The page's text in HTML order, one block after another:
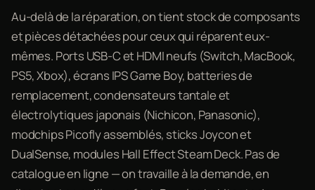
Au-delà de la réparation, on tient stock de composants
et pièces détachées pour ceux qui réparent eux-
mêmes. Ports USB-C et HDMI neufs (Switch, MacBook,
PS5, Xbox), écrans IPS Game Boy, batteries de
remplacement, condensateurs tantale et
électrolytiques japonais (Nichicon, Panasonic),
modchips Picofly assemblés, sticks Joycon et
DualSense, modules Hall Effect Steam Deck. Pas de
catalogue en ligne — on travaille à la demande, en